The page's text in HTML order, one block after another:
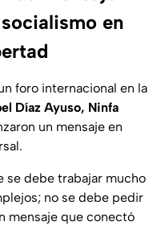
en
foro internacional en la
Díaz Ayuso, Ninfa
un mensaje en
se debe trabajar mucho
no se debe pedir
mensaje que conectó